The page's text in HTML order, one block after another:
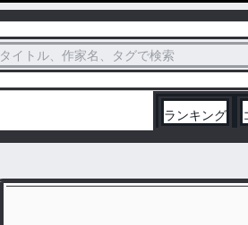
タイトル、作家名、タグで検索
ランキング